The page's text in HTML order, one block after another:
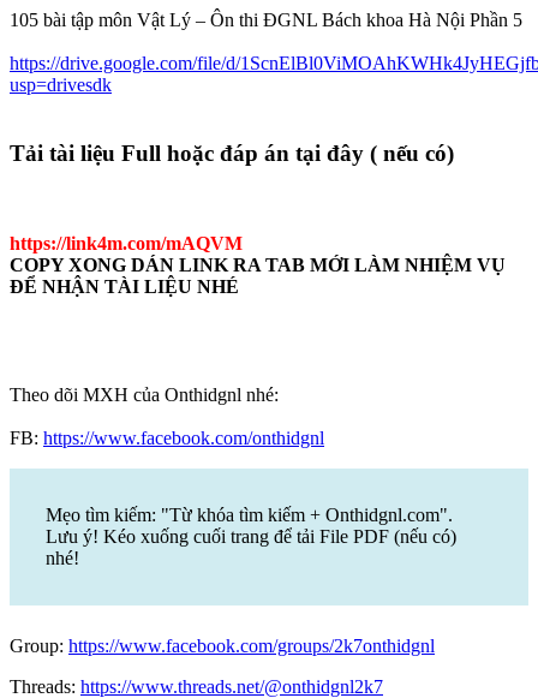
105 bài tập môn Vật Lý – Ôn thi ĐGNL Bách khoa Hà Nội Phần 5
https://drive.google.com/file/d/
usp=drivesdk
Tải tài liệu Full hoặc đáp án tại đây ( nếu có)
https://link4m.com/mAQVM
COPY XONG DÁN LINK RA TAB MỚI LÀM NHIỆM VỤ
ĐỂ NHẬN TÀI LIỆU NHÉ
Theo dõi MXH của Onthidgnl nhé:
FB: https://www.facebook.com/onthidgnl
Mẹo tìm kiếm: "Từ khóa tìm kiếm + Onthidgnl.com".
Lưu ý! Kéo xuống cuối trang để tải File PDF (nếu có)
nhé!
Group: https://www.facebook.com/groups/2k7onthidgnl
Threads: https://www.threads.net/@onthidgnl2k7